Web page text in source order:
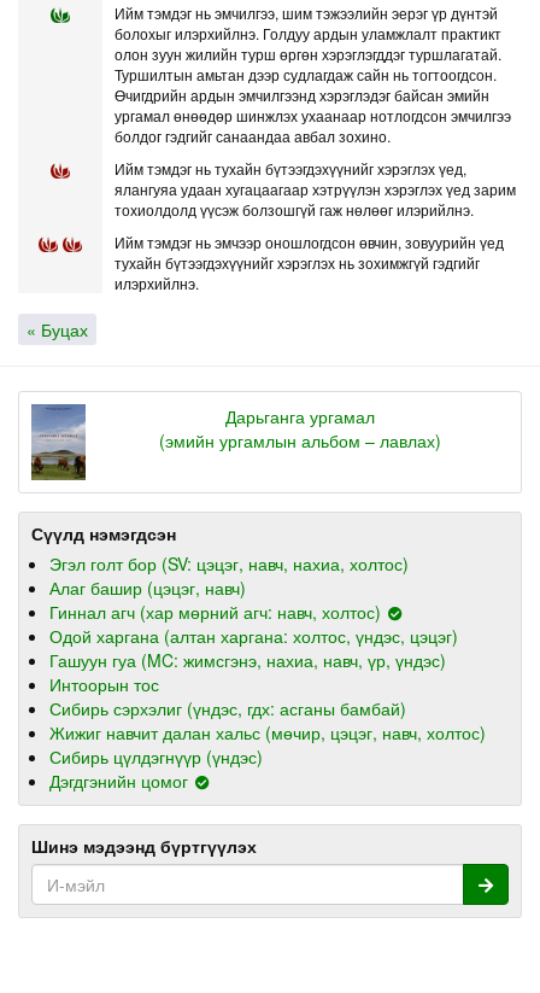
Ийм тэмдэг нь эмчилгээ, шим тэжээлийн эерэг үр дүнтэй
болохыг илэрхийлнэ. Голдуу ардын уламжлалт практикт
олон зуун жилийн турш өргөн хэрэглэгддэг туршлагатай.
Туршилтын амьтан дээр судлагдаж сайн нь тогтоогдсон.
Өчигдрийн ардын эмчилгээнд хэрэглэдэг байсан эмийн
ургамал өнөөдөр шинжлэх ухаанаар нотлогдсон эмчилгээ
болдог гэдгийг санаандаа авбал зохино.
Ийм тэмдэг нь тухайн бүтээгдэхүүнийг хэрэглэх үед,
ялангуяа удаан хугацаагаар хэтрүүлэн хэрэглэх үед зарим
тохиолдолд үүсэж болзошгүй гаж нөлөөг илэрийлнэ.
Ийм тэмдэг нь эмчээр оношлогдсон өвчин, зовуурийн үед
тухайн бүтээгдэхүүнийг хэрэглэх нь зохимжгүй гэдгийг
илэрхийлнэ.
« Буцах
Дарьганга ургамал
(эмийн ургамлын альбом – лавлах)
Сүүлд нэмэгдсэн
Эгэл голт бор (SV: цэцэг, навч, нахиа, холтос)
Алаг башир (цэцэг, навч)
Гиннал агч (хар мөрний агч: навч, холтос)
Одой харгана (алтан харгана: холтос, үндэс, цэцэг)
Гашуун гуа (MC: жимсгэнэ, нахиа, навч, үр, үндэс)
Интоорын тос
Сибирь сэрхэлиг (үндэс, гдх: асганы бамбай)
Жижиг навчит далан хальс (мөчир, цэцэг, навч, холтос)
Сибирь цүлдэгнүүр (үндэс)
Дэгдгэнийн цомог
Шинэ мэдээнд бүртгүүлэх